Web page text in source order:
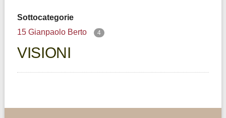
Sottocategorie
15 Gianpaolo Berto
4
VISIONI